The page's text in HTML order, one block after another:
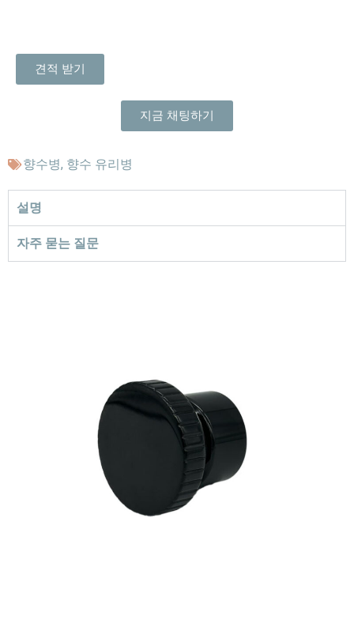
견적 받기
지금 채팅하기
향수병, 향수 유리병
설명
자주 묻는 질문